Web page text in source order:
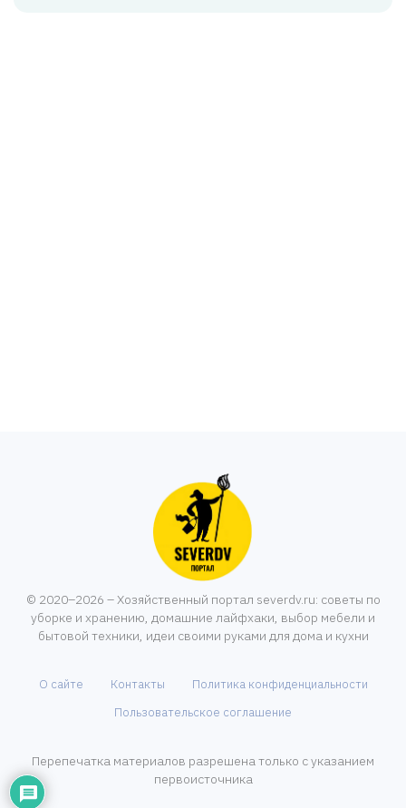
© 2020–2026 – Хозяйственный портал severdv.ru: советы по
уборке и хранению, домашние лайфхаки, выбор мебели и
бытовой техники, идеи своими руками для дома и кухни
О сайте Контакты
Политика конфиденциальности
Пользовательское соглашение
Перепечатка материалов разрешена только с указанием
первоисточника